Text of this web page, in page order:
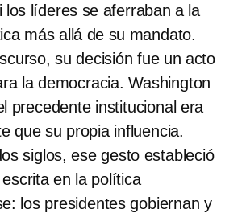
los líderes se aferraban a la
más allá de su mandato.
su decisión fue un acto
la democracia. Washington
precedente institucional era
que su propia influencia.
siglos, ese gesto estableció
en la política
los presidentes gobiernan y